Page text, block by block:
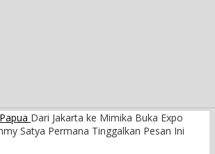
Dari Jakarta ke Mimika Buka Expo
Satya Permana Tinggalkan Pesan Ini